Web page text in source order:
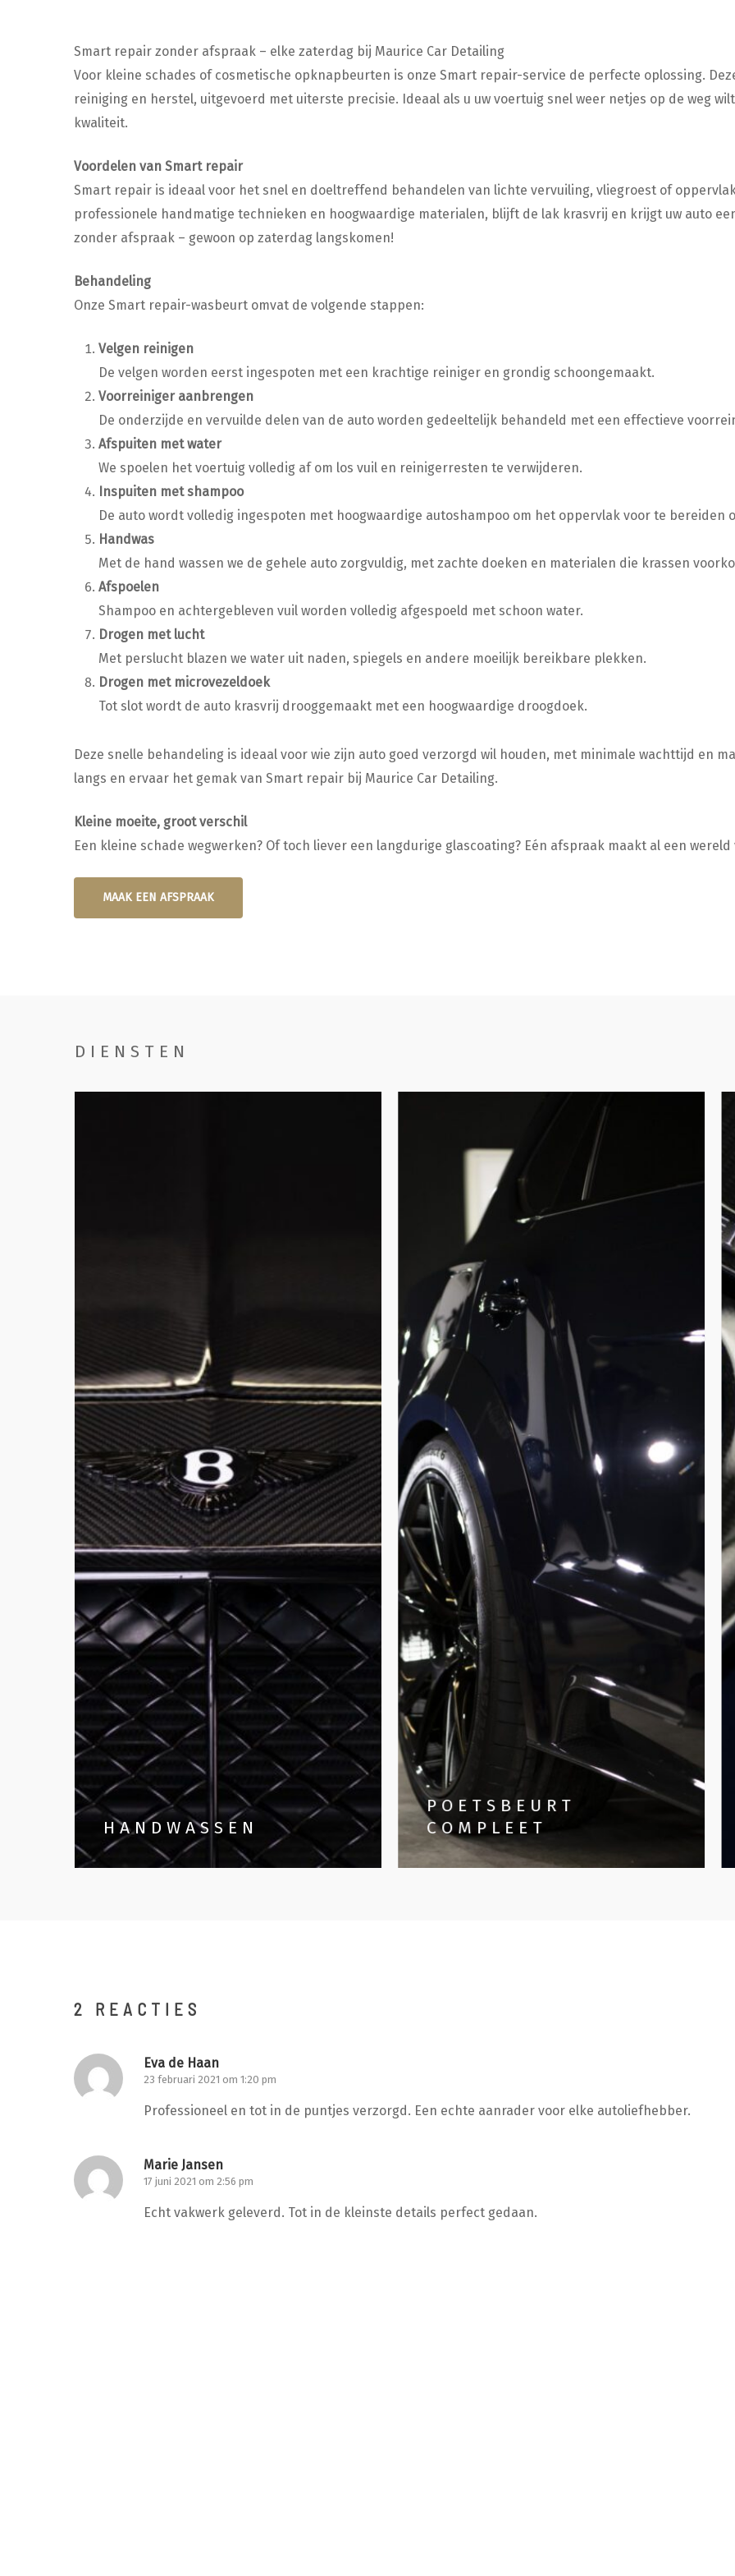
Smart repair zonder afspraak – elke zaterdag bij Maurice Car Detailing
Voor kleine schades of cosmetische opknapbeurten is onze Smart repair-service de perfecte oplossing.
reiniging en herstel, uitgevoerd met uiterste precisie. Ideaal als u uw voertuig snel weer netjes op de weg
kwaliteit.
Voordelen van Smart repair
Smart repair is ideaal voor het snel en doeltreffend behandelen van lichte vervuiling, vliegroest of
professionele handmatige technieken en hoogwaardige materialen, blijft de lak krasvrij en krijgt uw auto
zonder afspraak – gewoon op zaterdag langskomen!
Behandeling
Onze Smart repair-wasbeurt omvat de volgende stappen:
Velgen reinigen
De velgen worden eerst ingespoten met een krachtige reiniger en grondig schoongemaakt.
Voorreiniger aanbrengen
De onderzijde en vervuilde delen van de auto worden gedeeltelijk behandeld met een effectieve
Afspuiten met water
We spoelen het voertuig volledig af om los vuil en reinigerresten te verwijderen.
Inspuiten met shampoo
De auto wordt volledig ingespoten met hoogwaardige autoshampoo om het oppervlak voor te bereiden
Handwas
Met de hand wassen we de gehele auto zorgvuldig, met zachte doeken en materialen die krassen
Afspoelen
Shampoo en achtergebleven vuil worden volledig afgespoeld met schoon water.
Drogen met lucht
Met perslucht blazen we water uit naden, spiegels en andere moeilijk bereikbare plekken.
Drogen met microvezeldoek
Tot slot wordt de auto krasvrij drooggemaakt met een hoogwaardige droogdoek.
Deze snelle behandeling is ideaal voor wie zijn auto goed verzorgd wil houden, met minimale wachttijd en
langs en ervaar het gemak van Smart repair bij Maurice Car Detailing.
Kleine moeite, groot verschil
Een kleine schade wegwerken? Of toch liever een langdurige glascoating? Eén afspraak maakt al een
MAAK EEN AFSPRAAK
DIENSTEN
HANDWASSEN
POETSBEURT
COMPLEET
2 REACTIES
Eva de Haan
23 februari 2021 om 1:20 pm
Professioneel en tot in de puntjes verzorgd. Een echte aanrader voor elke autoliefhebber.
Marie Jansen
17 juni 2021 om 2:56 pm
Echt vakwerk geleverd. Tot in de kleinste details perfect gedaan.